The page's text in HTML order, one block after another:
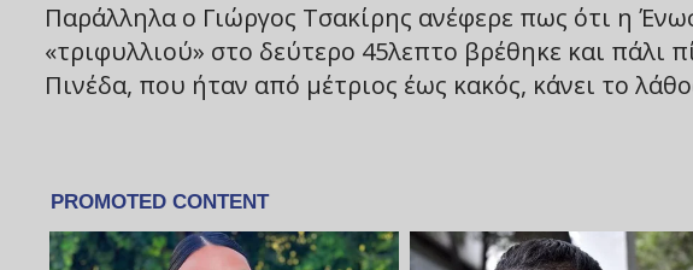
Παράλληλα ο Γιώργος Τσακίρης ανέφερε πως ότι η
«τριφυλλιού» στο δεύτερο 45λεπτο βρέθηκε και πάλι
Πινέδα, που ήταν από μέτριος έως κακός, κάνει το